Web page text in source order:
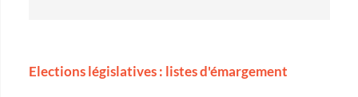
Elections législatives : listes d'émargement